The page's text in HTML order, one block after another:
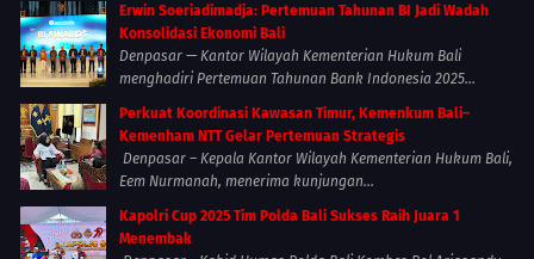
Erwin Soeriadimadja: Pertemuan Tahunan BI Jadi Wadah
Konsolidasi Ekonomi Bali
Denpasar — Kantor Wilayah Kementerian Hukum Bali
menghadiri Pertemuan Tahunan Bank Indonesia 2025...
Perkuat Koordinasi Kawasan Timur, Kemenkum Bali–
Kemenham NTT Gelar Pertemuan Strategis
Denpasar – Kepala Kantor Wilayah Kementerian Hukum Bali,
Eem Nurmanah, menerima kunjungan...
Kapolri Cup 2025 Tim Polda Bali Sukses Raih Juara 1
Menembak